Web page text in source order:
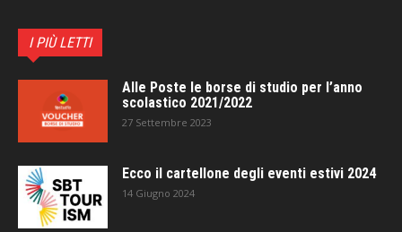
I PIÙ LETTI
Alle Poste le borse di studio per l’anno
scolastico 2021/2022
27 Settembre 2023
Ecco il cartellone degli eventi estivi 2024
14 Giugno 2024